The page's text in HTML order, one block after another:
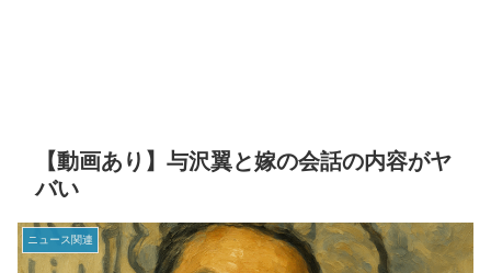
【動画あり】与沢翼と嫁の会話の内容がヤ
バい
ニュース関連